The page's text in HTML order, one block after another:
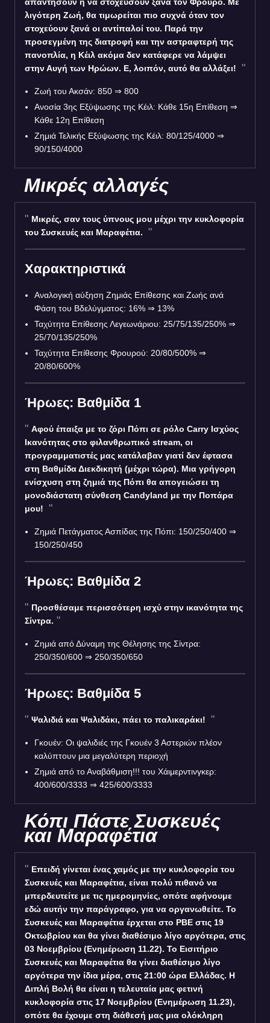
λιγότερη Ζωή, θα τιμωρείται πιο συχνά όταν τον
στοχεύουν ξανά οι αντίπαλοί του. Παρά την
προσεγμένη της διατροφή και την αστραφτερή της
πανοπλία, η Κέιλ ακόμα δεν κατάφερε να λάμψει
στην Αυγή των Ηρώων. Ε, λοιπόν, αυτό θα αλλάξει!
Ζωή του Ακσάν: 850 ⇒ 800
Ανοσία 3ης Εξύψωσης της Κέιλ: Κάθε 15η Επίθεση ⇒
Κάθε 12η Επίθεση
Ζημιά Τελικής Εξύψωσης της Κέιλ: 80/125/4000 ⇒
90/150/4000
Μικρές αλλαγές
Μικρές, σαν τους ύπνους μου μέχρι την κυκλοφορία
του Συσκευές και Μαραφέτια.
Χαρακτηριστικά
Αναλογική αύξηση Ζημιάς Επίθεσης και Ζωής ανά
Φάση του Βδελύγματος: 16% ⇒ 13%
Ταχύτητα Επίθεσης Λεγεωνάριου: 25/75/135/250% ⇒
25/70/135/250%
Ταχύτητα Επίθεσης Φρουρού: 20/80/500% ⇒
20/80/600%
Ήρωες: Βαθμίδα 1
Αφού έπαιξα με το ζόρι Πόπι σε ρόλο Carry Ισχύος
Ικανότητας στο φιλανθρωπικό stream, οι
προγραμματιστές μας κατάλαβαν γιατί δεν έφτασα
στη Βαθμίδα Διεκδικητή (μέχρι τώρα). Μια γρήγορη
ενίσχυση στη ζημιά της Πόπι θα απογειώσει τη
μονοδιάστατη σύνθεση Candyland με την Ποπάρα
μου!
Ζημιά Πετάγματος Ασπίδας της Πόπι: 150/250/400 ⇒
150/250/450
Ήρωες: Βαθμίδα 2
Προσθέσαμε περισσότερη ισχύ στην ικανότητα της
Σίντρα.
Ζημιά από Δύναμη της Θέλησης της Σίντρα:
250/350/600 ⇒ 250/350/650
Ήρωες: Βαθμίδα 5
Ψαλιδιά και Ψαλιδάκι, πάει το παλικαράκι!
Γκουέν: Οι ψαλιδιές της Γκουέν 3 Αστεριών πλέον
καλύπτουν μια μεγαλύτερη περιοχή
Ζημιά από το Αναβάθμιση!!! του Χάιμερντινγκερ:
400/600/3333 ⇒ 425/600/3333
Κόπι Πάστε Συσκευές
και Μαραφέτια
Επειδή γίνεται ένας χαμός με την κυκλοφορία του
Συσκευές και Μαραφέτια, είναι πολύ πιθανό να
μπερδευτείτε με τις ημερομηνίες, οπότε αφήνουμε
εδώ αυτήν την παράγραφο, για να οργανωθείτε. Το
Συσκευές και Μαραφέτια έρχεται στο PBE στις 19
Οκτωβρίου και θα γίνει διαθέσιμο λίγο αργότερα, στις
03 Νοεμβρίου (Ενημέρωση 11.22). Το Εισιτήριο
Συσκευές και Μαραφέτια θα γίνει διαθέσιμο λίγο
αργότερα την ίδια μέρα, στις 21:00 ώρα Ελλάδας. Η
Διπλή Βολή θα είναι η τελευταία μας φετινή
κυκλοφορία στις 17 Νοεμβρίου (Ενημέρωση 11.23),
οπότε θα έχουμε στη διάθεσή μας μια ολόκληρη